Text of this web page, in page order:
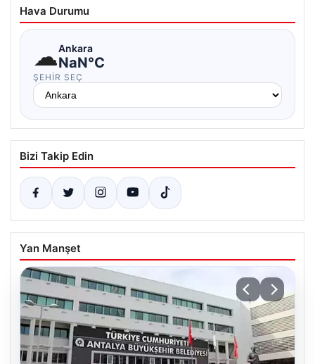
Hava Durumu
☁Ankara
NaN°C
ŞEHIR SEÇ
Bizi Takip Edin
Yan Manşet